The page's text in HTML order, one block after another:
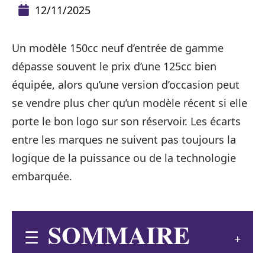
12/11/2025
Un modèle 150cc neuf d’entrée de gamme
dépasse souvent le prix d’une 125cc bien
équipée, alors qu’une version d’occasion peut
se vendre plus cher qu’un modèle récent si elle
porte le bon logo sur son réservoir. Les écarts
entre les marques ne suivent pas toujours la
logique de la puissance ou de la technologie
embarquée.
SOMMAIRE